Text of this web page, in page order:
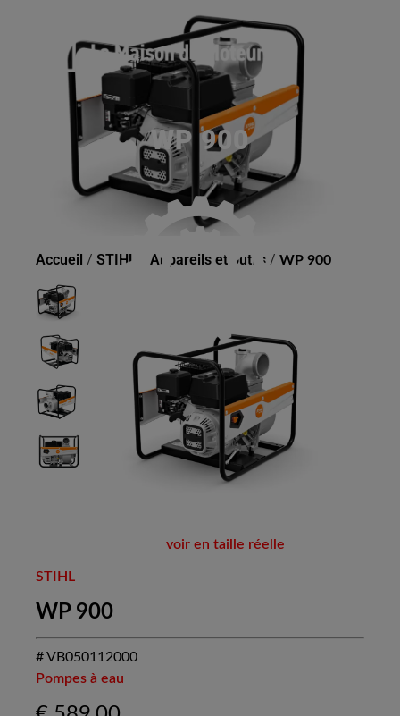
WP 900
Accueil / STIHL Appareils et outils / WP 900
voir en taille réelle
STIHL
WP 900
# VB050112000
Pompes à eau